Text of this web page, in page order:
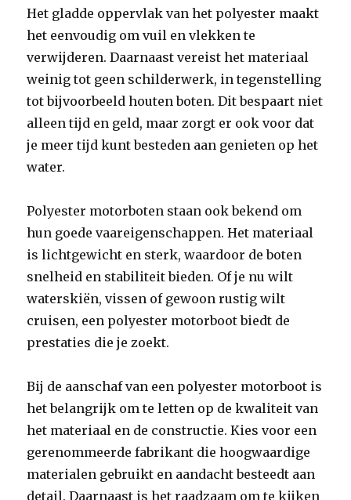
Het gladde oppervlak van het polyester maakt
het eenvoudig om vuil en vlekken te
verwijderen. Daarnaast vereist het materiaal
weinig tot geen schilderwerk, in tegenstelling
tot bijvoorbeeld houten boten. Dit bespaart niet
alleen tijd en geld, maar zorgt er ook voor dat
je meer tijd kunt besteden aan genieten op het
water.
Polyester motorboten staan ook bekend om
hun goede vaareigenschappen. Het materiaal
is lichtgewicht en sterk, waardoor de boten
snelheid en stabiliteit bieden. Of je nu wilt
waterskiën, vissen of gewoon rustig wilt
cruisen, een polyester motorboot biedt de
prestaties die je zoekt.
Bij de aanschaf van een polyester motorboot is
het belangrijk om te letten op de kwaliteit van
het materiaal en de constructie. Kies voor een
gerenommeerde fabrikant die hoogwaardige
materialen gebruikt en aandacht besteedt aan
detail. Daarnaast is het raadzaam om te kijken